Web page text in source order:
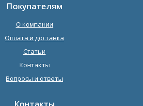
Покупателям
О компании
Оплата и доставка
Статьи
Контакты
Вопросы и ответы